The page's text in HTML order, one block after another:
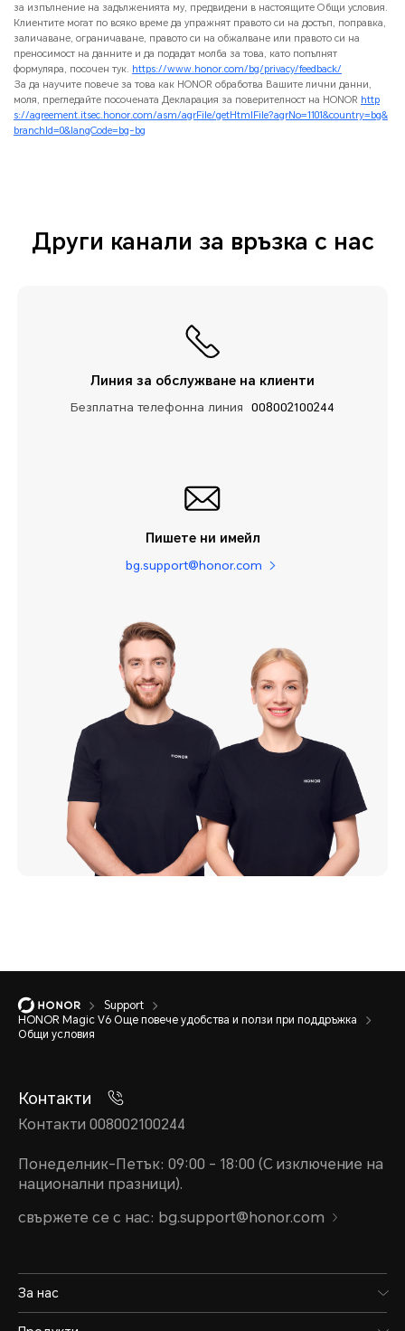
за изпълнение на задълженията му, предвидени в настоящите Общи условия.
Клиентите могат по всяко време да упражнят правото си на достъп, поправка,
заличаване, ограничаване, правото си на обжалване или правото си на
преносимост на данните и да подадат молба за това, като попълнят
формуляра, посочен тук. https://www.honor.com/bg/privacy/feedback/
За да научите повече за това как HONOR обработва Вашите лични данни,
моля, прегледайте посочената Декларация за поверителност на HONOR http
s://agreement.itsec.honor.com/asm/agrFile/getHtmlFile?agrNo=1101&country=bg&
branchId=0&langCode=bg-bg
Други канали за връзка с нас
Линия за обслужване на клиенти
Безплатна телефонна линия 008002100244
Пишете ни имейл
bg.support@honor.com
Support
HONOR Magic V6 Още повече удобства и ползи при поддръжка
Общи условия
Контакти
Контакти 008002100244
Понеделник-Петък: 09:00 - 18:00 (С изключение на
национални празници).
свържете се с нас: bg.support@honor.com
За нас